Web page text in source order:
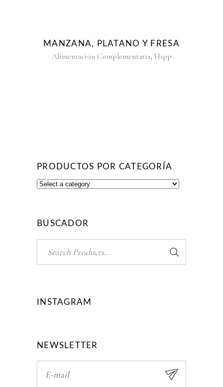
MANZANA, PLATANO Y FRESA
Alimentación Complementaria, Hipp
PRODUCTOS POR CATEGORÍA
BUSCADOR
INSTAGRAM
NEWSLETTER